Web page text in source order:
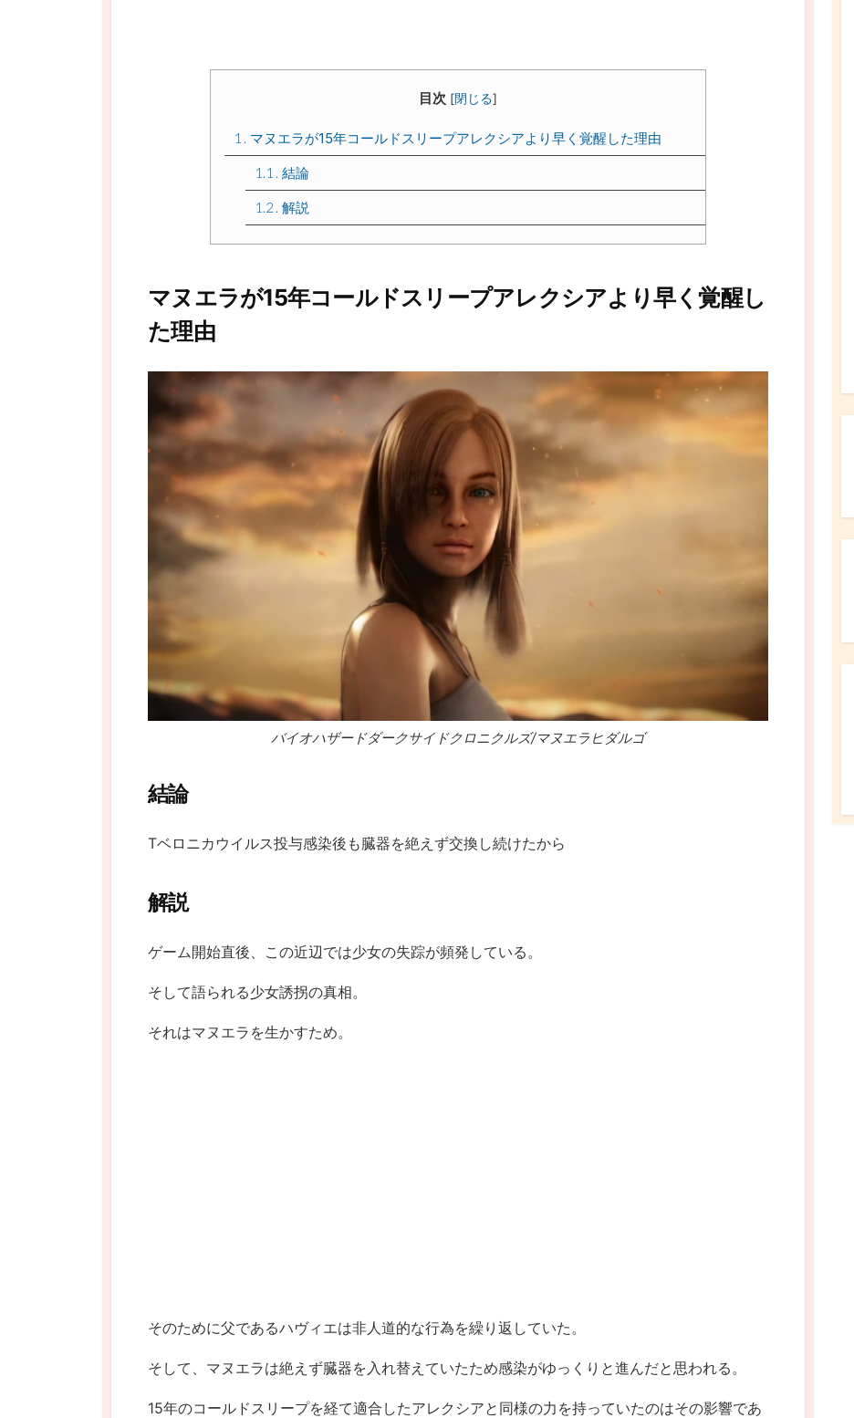
目次 [閉じる]
1 マヌエラが15年コールドスリープアレクシアより早く覚醒した理由
1.1 結論
1.2 解説
マヌエラが15年コールドスリープアレクシアより早く覚醒し
た理由
バイオハザードダークサイドクロニクルズ/マヌエラヒダルゴ
結論
Tベロニカウイルス投与感染後も臓器を絶えず交換し続けたから
解説
ゲーム開始直後、この近辺では少女の失踪が頻発している。
そして語られる少女誘拐の真相。
それはマヌエラを生かすため。
そのために父であるハヴィエは非人道的な行為を繰り返していた。
そして、マヌエラは絶えず臓器を入れ替えていたため感染がゆっくりと進んだと思われる。
15年のコールドスリープを経て適合したアレクシアと同様の力を持っていたのはその影響であ